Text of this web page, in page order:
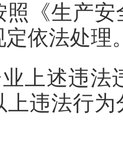
照
《生产
定依法处理
上述违法
上违法行